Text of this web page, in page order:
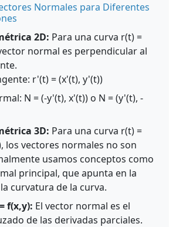
Normales para Diferentes
2D: Para una curva r(t) =
normal es perpendicular al
r'(t) = (x'(t), y'(t))
N = (-y'(t), x'(t)) o N = (y'(t), -
3D: Para una curva r(t) =
los vectores normales no son
usamos conceptos como
principal, que apunta en la
curvatura de la curva.
f(x,y): El vector normal es el
de las derivadas parciales.